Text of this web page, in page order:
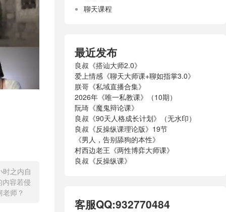
之内自
容若侵
师？
聊天课程
最近发布
良叔《搭讪大师2.0》
爱上情感《聊天大师课+聊如指掌3.0》
朕哥《私域直播合集》
2026年《唯一私教课》（10期）
阮琦《魔鬼辩论课》
良叔《90天人格成长计划》（无水印）
良叔《反操纵课理论版》19节
《男人，告别舔狗的本性》
村西边老王《两性博弈大师课》
良叔《反操纵课》
客服QQ:932770484